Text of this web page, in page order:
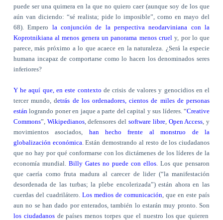
puede ser una quimera en la que no quiero caer (aunque soy de los que
aún van diciendo: “sé realista; pide lo imposible”, como en mayo del
68). Empero la conjunción de la perspectiva neodarviniana con la
Koprotnikiana al menos genera un panorama menos cruel y, por lo que
parece, más próximo a lo que acaece en la naturaleza. ¿Será la especie
humana incapaz de comportarse como lo hacen los denominados seres
inferiores?
Y he aquí que, en este contexto de crisis de valores y genocidios en el
tercer mundo, detrás de los ordenadores, cientos de miles de personas
están logrando poner en jaque a parte del capital y sus líderes. “Creative
Commons”, Wikipedianos, defensores del software libre, Open Access , y
movimientos asociados, han hecho frente al monstruo de la
globalización económica . Están demostrando al resto de los ciudadanos
que no hay por qué conformarse con los dictámenes de los líderes de la
economía mundial. Billy Gates no puede con ellos . Los que pensaron
que caería como fruta madura al carecer de lider (“la manifestación
desordenada de las turbas; la plebe encolerizada”) están ahora en las
cuerdas del cuadrilátero. Los medios de comunicación , que en este país
aun no se han dado por enterados, también lo estarán muy pronto. Son
los ciudadanosde países menos torpes que el nuestro los que quieren